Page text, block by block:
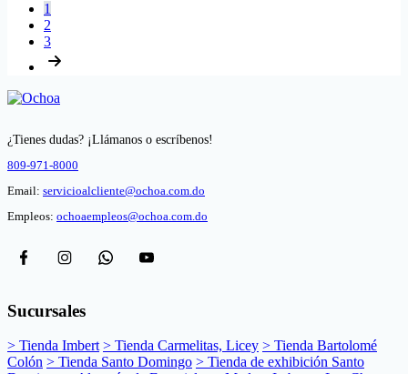
1
2
3
¿Tienes dudas? ¡Llámanos o escríbenos!
809-971-8000
Email: servicioalcliente@ochoa.com.do
Empleos: ochoaempleos@ochoa.com.do
Sucursales
> Tienda Imbert > Tienda Carmelitas, Licey > Tienda Bartolomé
Colón > Tienda Santo Domingo > Tienda de exhibición Santo